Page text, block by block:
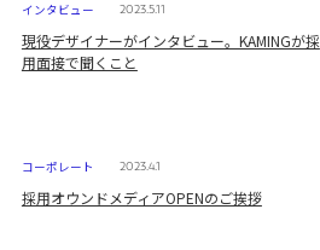
インタビュー 2023.5.11
現役デザイナーがインタビュー。KAMINGが採
用面接で聞くこと
コーポレート 2023.4.1
採用オウンドメディアOPENのご挨拶